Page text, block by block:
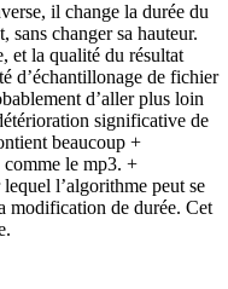
il change la durée du
sans changer sa hauteur.
et la qualité du résultat
d’échantillonage de fichier
d’aller plus loin
significative de
beaucoup +
comme le mp3. +
l’algorithme peut se
modification de durée. Cet